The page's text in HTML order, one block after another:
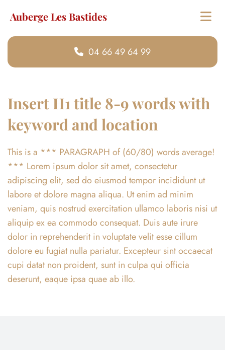
Auberge Les Bastides
04 66 49 64 99
Insert H1 title 8-9 words with
keyword and location
This is a *** PARAGRAPH of (60/80) words average!
*** Lorem ipsum dolor sit amet, consectetur
adipiscing elit, sed do eiusmod tempor incididunt ut
labore et dolore magna aliqua. Ut enim ad minim
veniam, quis nostrud exercitation ullamco laboris nisi ut
aliquip ex ea commodo consequat. Duis aute irure
dolor in reprehenderit in voluptate velit esse cillum
dolore eu fugiat nulla pariatur. Excepteur sint occaecat
cupi datat non proident, sunt in culpa qui officia
deserunt, eaque ipsa quae ab illo.